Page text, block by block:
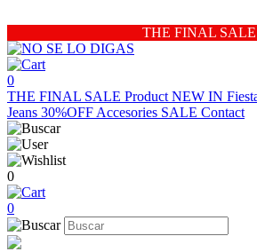
THE FINAL SALE
0
THE FINAL SALE Product NEW IN
Jeans 30%OFF Accesories SALE Contact
0
0